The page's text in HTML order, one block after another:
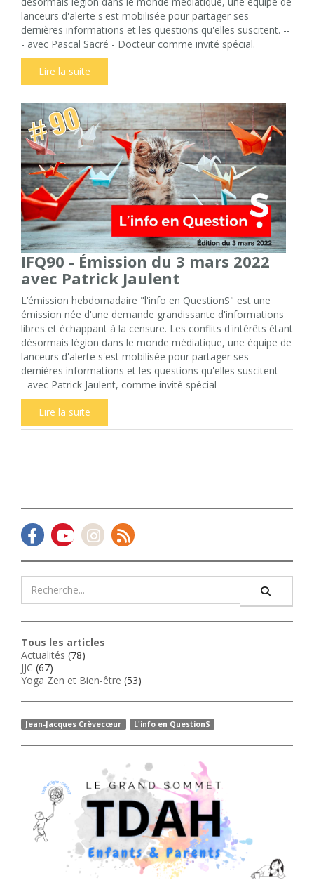
lanceurs d'alerte s'est mobilisée pour partager ses
dernières informations et les questions qu'elles suscitent. --
- avec Pascal Sacré - Docteur comme invité spécial.
Lire la suite
IFQ90 - Émission du 3 mars 2022
avec Patrick Jaulent
L’émission hebdomadaire "l'info en QuestionS" est une
émission née d'une demande grandissante d'informations
libres et échappant à la censure. Les conflits d'intérêts étant
désormais légion dans le monde médiatique, une équipe de
lanceurs d'alerte s'est mobilisée pour partager ses
dernières informations et les questions qu'elles suscitent -
- avec Patrick Jaulent, comme invité spécial
Lire la suite
Tous les articles
Actualités (78)
JJC (67)
Yoga Zen et Bien-être (53)
Jean-Jacques Crèvecœur L'info en QuestionS